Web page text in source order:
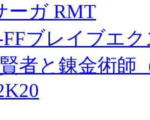
ーガ RMT
FFブレイブエ
者と錬金術師